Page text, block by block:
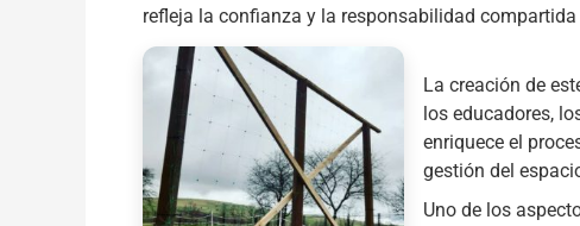
refleja la confianza y la responsabilidad
La creación de
los educadores,
enriquece el
gestión del
Uno de los